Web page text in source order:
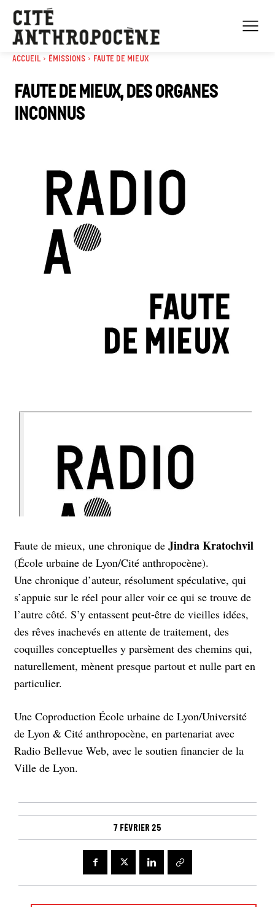
Accueil Émissions Faute de mieux
Faute de mieux, des organes
inconnus
Faute de mieux, une chronique de Jindra Kratochvil
(École urbaine de Lyon/Cité anthropocène).
Une chronique d’auteur, résolument spéculative, qui
s’appuie sur le réel pour aller voir ce qui se trouve de
l’autre côté. S’y entassent peut-être de vieilles idées,
des rêves inachevés en attente de traitement, des
coquilles conceptuelles y parsèment des chemins qui,
naturellement, mènent presque partout et nulle part en
particulier.
Une Coproduction École urbaine de Lyon/Université
de Lyon & Cité anthropocène, en partenariat avec
Radio Bellevue Web, avec le soutien financier de la
Ville de Lyon.
7 février 25